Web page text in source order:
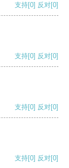
支持[0] 反对[0]
支持[0] 反对[0]
支持[0] 反对[0]
支持[0] 反对[0]